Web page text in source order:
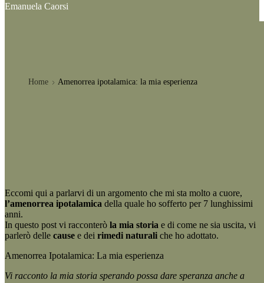
Scritto da:
Emanuela Caorsi
Home Amenorrea ipotalamica: la mia esperienza
Eccomi qui a parlarvi di un argomento che mi sta molto a cuore,
l’amenorrea ipotalamica della quale ho sofferto per 7 lunghissimi
anni.
In questo post vi racconterò la mia storia e di come ne sia uscita, vi
parlerò delle cause e dei rimedi naturali che ho adottato.
Amenorrea Ipotalamica: La mia esperienza
Vi racconto la mia storia sperando possa dare speranza anche a